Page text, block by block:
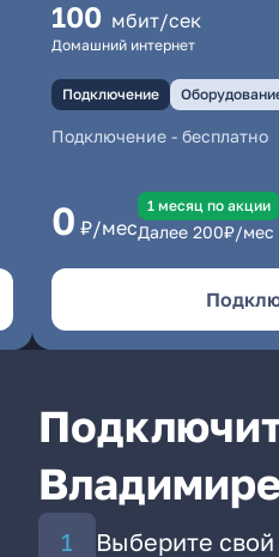
100 мбит/сек
Домашний интернет
Подключение
Подключение- бесплатно
0 ₽/мес
1 месяц по акции
Далее 200₽/мес
Выберите